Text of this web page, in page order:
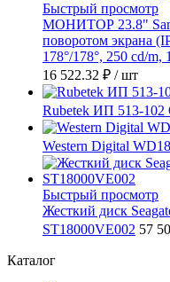
Быстрый просмотр
МОНИТОР 23.8"
поворотом экрана
178°/178°, 250 cd/
16 522.32 ₽ / шт
Rubetek ИП 513-
Western Digital
Быстрый просмотр
Жесткий диск
ST18000VE002 57
Каталог